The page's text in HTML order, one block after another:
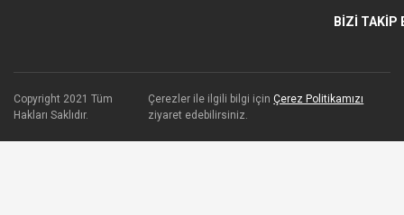
BİZİ TAKİP
Copyright 2021 Tüm
Hakları Saklıdır.
Çerezler ile ilgili bilgi içinÇerez Politikamızı
ziyaret edebilirsiniz.